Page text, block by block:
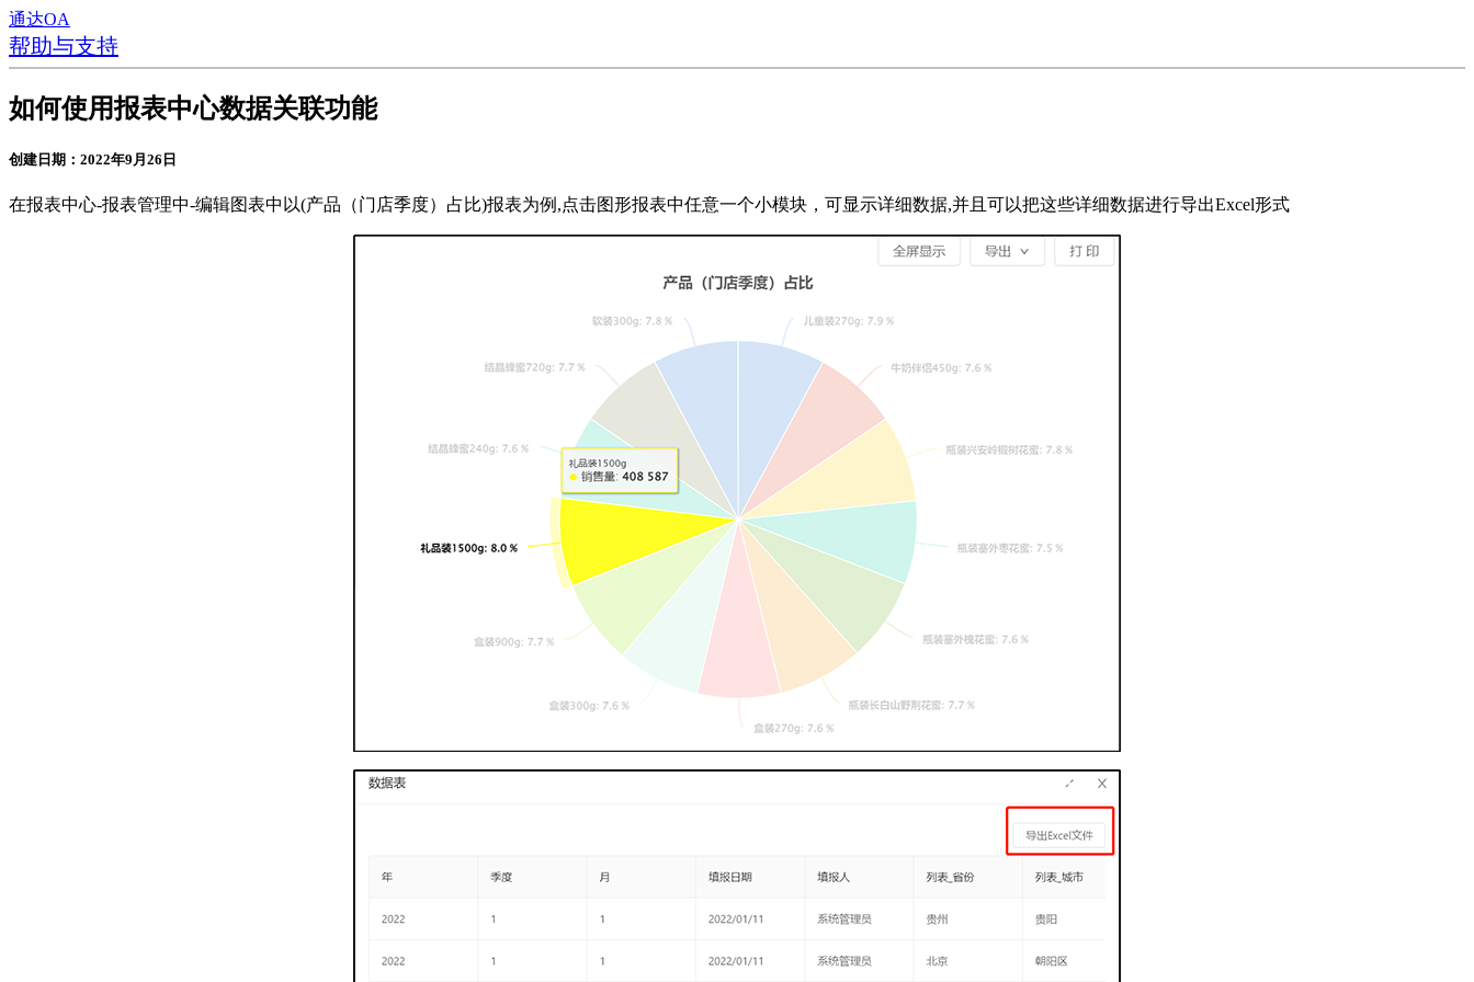
通达OA
帮助与支持
如何使用报表中心数据关联功能
创建日期：2022年9月26日
在报表中心-报表管理中-编辑图表中以(产品（门店季度）占比)报表为例,点击图形报表中任意一个小模块，可显示详细数据,并且可以把这些详细数据进行导出Excel形式